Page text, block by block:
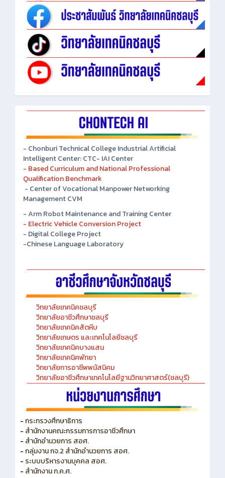
- Chonburi Technical College Industrial Artificial
Intelligent Center: CTC- IAI Center
- Based Curriculum and National Professional
Qualification Benchmark
- Center of Vocational Manpower Networking
Management CVM
- Arm Robot Maintenance and Training Center
- Electric Vehicle Conversion Project
- Digital College Project
วิทยาลัยเทคนิคชลบุรี
วิทยาลัยอาชีวศึกษาชลบุรี
วิทยาลัยเทคนิคสัตหีบ
วิทยาลัยเกษตร และเทคโนโลยีชลบุรี
วิทยาลัยเทคนิคบางแสน
วิทยาลัยเทคนิคพัทยา
วิทยาลัยการอาชีพพนัสนิคม
วิทยาลัยอาชีวศึกษาเทคโนโลยีฐานวิทยาศาสตร์(ชลบุรี)
- กระทรวงศึกษาธิการ
- สำนักงานคณะกรรมการการอาชีวศึกษา
- สำนักอำนวยการ สอศ.
- กลุ่มงาน กจ.2 สำนักอำนวยการ สอศ.
- ระบบบริหารงานบุคคล สอศ.